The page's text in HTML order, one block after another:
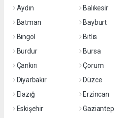
Aydın
Balıkesir
Batman
Bayburt
Bingöl
Bitlis
Burdur
Bursa
Çankırı
Çorum
Diyarbakır
Düzce
Elazığ
Erzincan
Eskişehir
Gaziantep